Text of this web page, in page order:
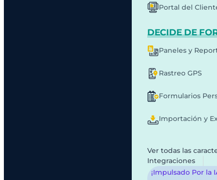
Portal del
DECIDE DE
Paneles y
Rastreo GPS
Formularios
Importación y
Ver todas las
Integraciones
¡Impulsado Por la